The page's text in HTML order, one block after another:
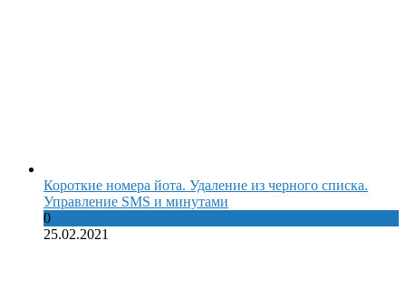
Короткие номера йота. Удаление из черного списка.
Управление SMS и минутами
0
25.02.2021